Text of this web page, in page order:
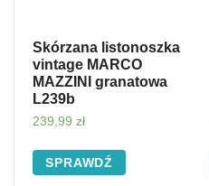
Skórzana listonoszka
vintage MARCO
MAZZINI granatowa
L239b
239,99 zł
SPRAWDŹ